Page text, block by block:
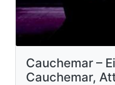
Cauchemar –
Cauchemar,